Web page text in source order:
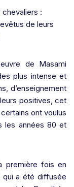
chevaliers :
de leurs
de Masami
plus intense et
d’enseignement
positives, cet
ont voulus
les années 80 et
première fois en
qui a été diffusée